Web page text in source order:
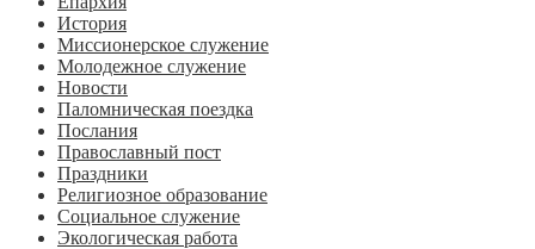
История
Миссионерское служение
Молодежное служение
Новости
Паломническая поездка
Послания
Православный пост
Праздники
Религиозное образование
Социальное служение
Экологическая работа